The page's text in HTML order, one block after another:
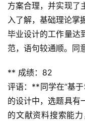
方案合理，并实现了
入了解，基础理论掌
毕业设计的工作量达
范，语句较通顺。同
** 成绩：82
评语：**同学在“基
的设计中，选题具有
的文献资料搜索能